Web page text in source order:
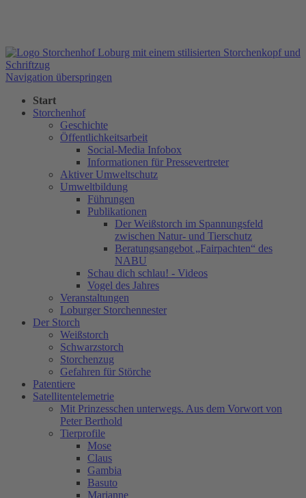
Navigation überspringen
Start
Storchenhof
Geschichte
Öffentlichkeitsarbeit
Social-Media Infobox
Informationen für Pressevertreter
Aktiver Umweltschutz
Umweltbildung
Führungen
Publikationen
Der Weißstorch im Spannungsfeld
zwischen Natur- und Tierschutz
Beratungsangebot „Fairpachten“ des
NABU
Schau dich schlau! - Videos
Vogel des Jahres
Veranstaltungen
Loburger Storchennester
Der Storch
Weißstorch
Schwarzstorch
Storchenzug
Gefahren für Störche
Patentiere
Satellitentelemetrie
Mit Prinzesschen unterwegs. Aus dem Vorwort von
Peter Berthold
Tierprofile
Mose
Claus
Gambia
Basuto
Marianne